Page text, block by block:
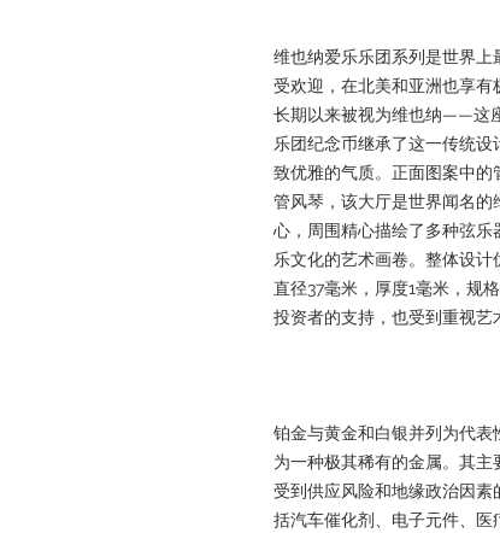
维也纳爱乐乐团系列是世界
受欢迎，在北美和亚洲也享有
长期以来被视为维也纳——这
乐团纪念币继承了这一传统
致优雅的气质。正面图案中的
管风琴，该大厅是世界闻名的
心，周围精心描绘了多种弦
乐文化的艺术画卷。整体设
直径37毫米，厚度1毫米，规
投资者的支持，也受到重视艺
铂金与黄金和白银并列为代
为一种极其稀有的金属。其
受到供应风险和地缘政治因
括汽车催化剂、电子元件、